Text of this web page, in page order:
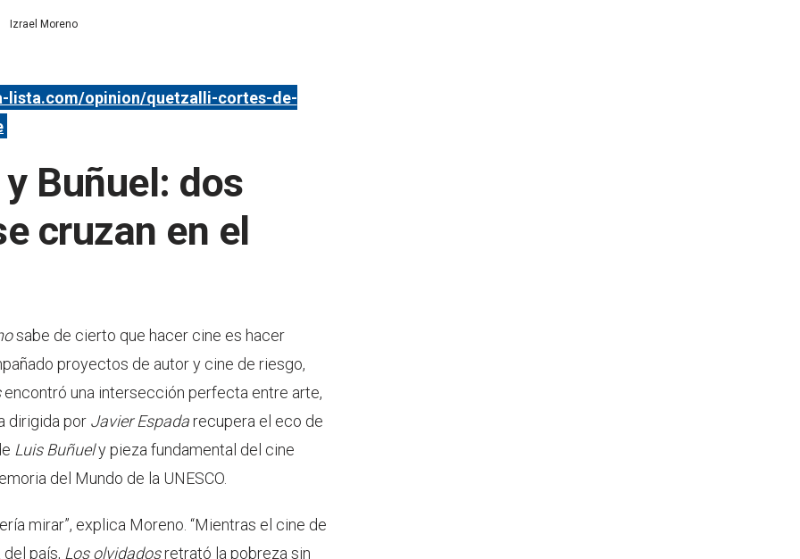
Izrael Moreno
lista.com/opinion/quetzalli-cortes-de-
Buñuel: dos
cruzan en el
sabe de cierto que hacer cine es hacer
proyectos de autor y cine de riesgo,
encontró una intersección perfecta entre arte,
dirigida por Javier Espadarecupera el eco de
Luis Buñuely pieza fundamental del cine
del Mundo de la UNESCO.
mirar”, explica Moreno. “Mientras el cine de
país, Los olvidadosretrató la pobreza sin